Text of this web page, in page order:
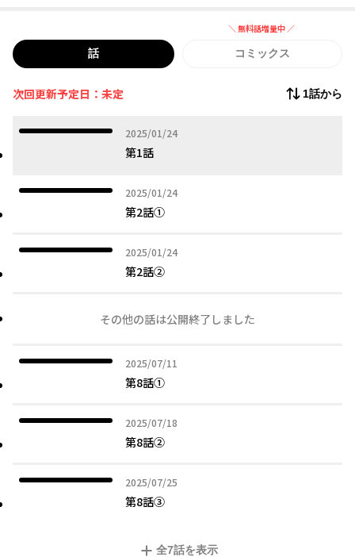
＼ 無料話増量中 ／
話 無料話増量中
コミックス
次回更新予定日：未定 1話から
2025/01/24
2025年01月24日
第1話
2025/01/24
2025年01月24日
第2話①
2025/01/24
2025年01月24日
第2話②
その他の話は公開終了しました
2025/07/11
2025年07月11日
第8話①
2025/07/18
2025年07月18日
第8話②
2025/07/25
2025年07月25日
第8話③
全7話を表示